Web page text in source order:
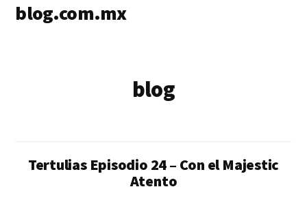
blog.com.mx
blog
Tertulias Episodio 24 – Con el Majestic
Atento